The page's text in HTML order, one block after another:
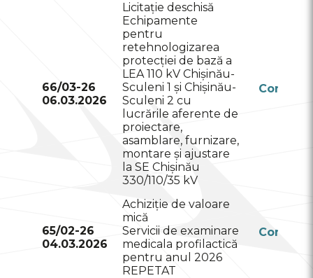
66/03-26
06.03.2026
Licitație deschisă
Echipamente
pentru
retehnologizarea
protecției de bază a
LEA 110 kV Chișinău-
Sculeni 1 și Chișinău-
Sculeni 2 cu
lucrările aferente de
proiectare,
asamblare, furnizare,
montare și ajustare
la SE Chișinău
330/110/35 kV
Conform
65/02-26
04.03.2026
Achiziție de valoare
mică
Servicii de examinare
medicala profilactică
pentru anul 2026
REPETAT
Conform